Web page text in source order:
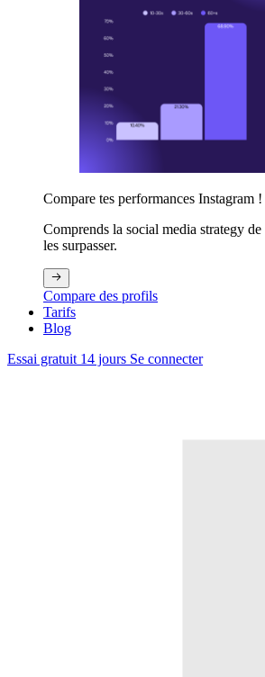
Compare tes performances Instagram !
Comprends la social media strategy
les surpasser.
Compare des profils
Tarifs
Blog
Essai gratuit 14 jours Se connecter